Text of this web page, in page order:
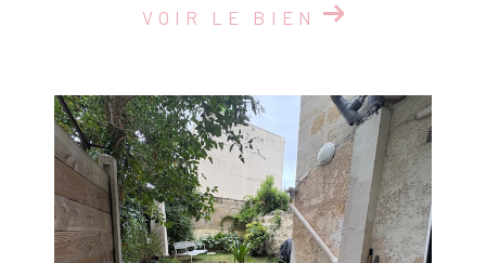
VOIR LE BIEN